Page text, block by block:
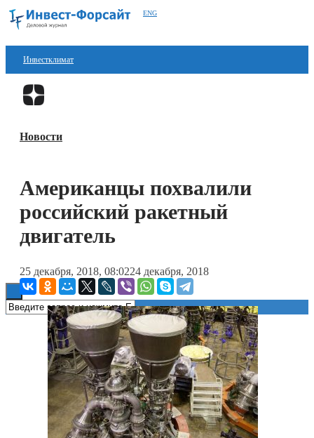
ENG
Инвестклимат
Финансы
Блокчейн
Технологии
Новости
Американцы похвалили
российский ракетный
двигатель
25 декабря, 2018, 08:0224 декабря, 2018